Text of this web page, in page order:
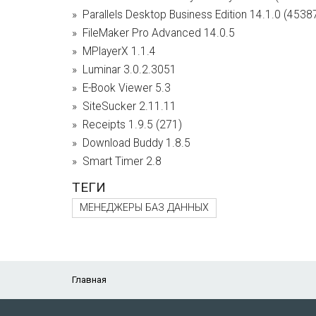
Parallels Desktop Business Edition 14.1.0
FileMaker Pro Advanced 14.0.5
MPlayerX 1.1.4
Luminar 3.0.2.3051
E-Book Viewer 5.3
SiteSucker 2.11.11
Receipts 1.9.5 (271)
Download Buddy 1.8.5
Smart Timer 2.8
ТЕГИ
МЕНЕДЖЕРЫ БАЗ ДАННЫХ
Главная